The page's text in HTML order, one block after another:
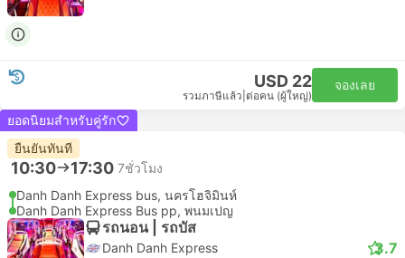
USD 22
รวมภาษีแล้ว ต่อคน (ผู้ใหญ่)
จองเลย
ยอดนิยมสำหรับคู่รัก
ยืนยันทันที
10:30 17:30 7ชั่วโมง
Danh Danh Express bus, นครโฮจิมินห์
Danh Danh Express Bus pp, พนมเปญ
รถนอน | รถบัส
Danh Danh Express 3.7